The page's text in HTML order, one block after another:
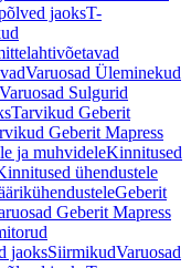
jaoksT-
Varuosad Üleminekud
Varuosad Sulgurid
Tarvikud Geberit
Geberit Mapress
ja muhvideleKinnitused
ühendustele
Geberit
Geberit Mapress
jaoksSiirmikudVaruosad